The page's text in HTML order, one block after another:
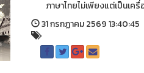
ภาษาไทยไม่เพียงแต่เป็นเค
31 กรกฏาคม 2569 13:40:45